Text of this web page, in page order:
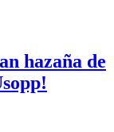
hazaña de